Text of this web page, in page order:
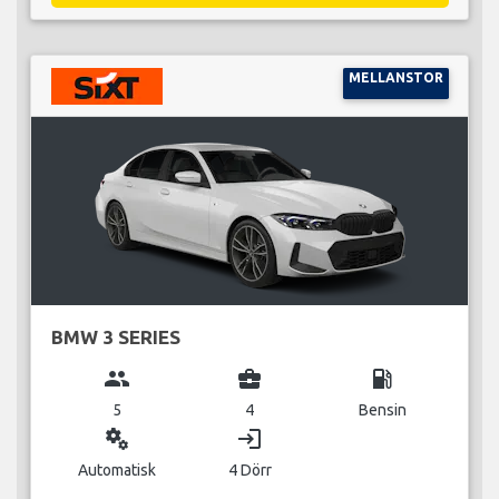
MELLANSTOR
BMW 3 SERIES
group
5
business_center
4
local_gas_station
Bensin
miscellaneous_services
Automatisk
login
4 Dörr